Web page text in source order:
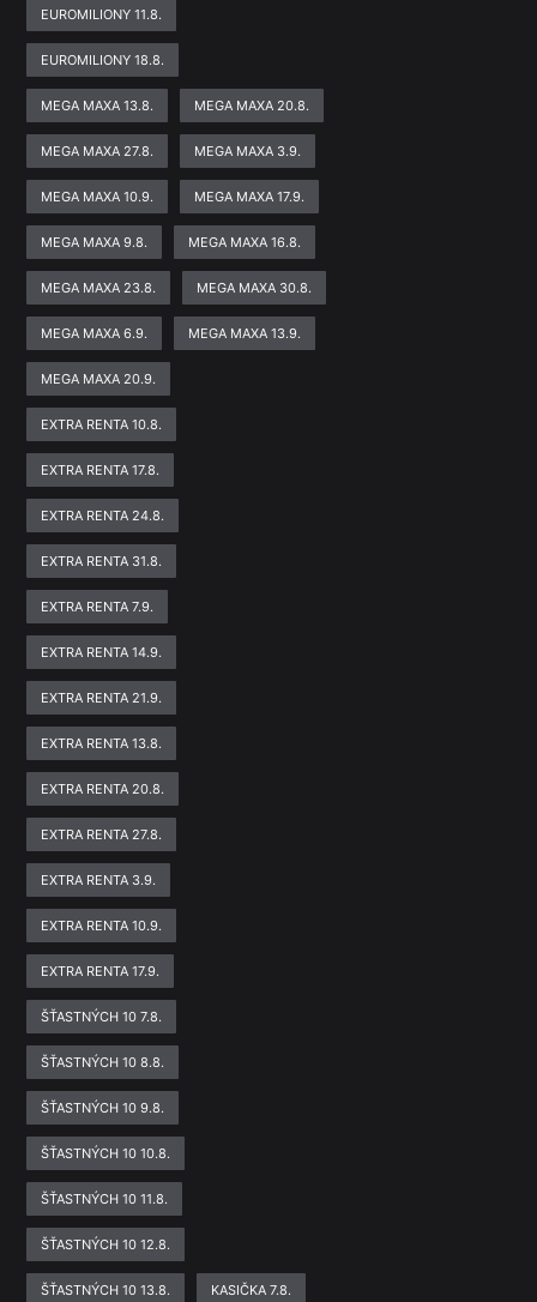
EUROMILIONY 11.8.
EUROMILIONY 18.8.
MEGA MAXA 13.8. MEGA MAXA 20.8.
MEGA MAXA 27.8. MEGA MAXA 3.9.
MEGA MAXA 10.9. MEGA MAXA 17.9.
MEGA MAXA 9.8. MEGA MAXA 16.8.
MEGA MAXA 23.8. MEGA MAXA 30.8.
MEGA MAXA 6.9. MEGA MAXA 13.9.
MEGA MAXA 20.9.
EXTRA RENTA 10.8.
EXTRA RENTA 17.8.
EXTRA RENTA 24.8.
EXTRA RENTA 31.8.
EXTRA RENTA 7.9.
EXTRA RENTA 14.9.
EXTRA RENTA 21.9.
EXTRA RENTA 13.8.
EXTRA RENTA 20.8.
EXTRA RENTA 27.8.
EXTRA RENTA 3.9.
EXTRA RENTA 10.9.
EXTRA RENTA 17.9.
ŠŤASTNÝCH 10 7.8.
ŠŤASTNÝCH 10 8.8.
ŠŤASTNÝCH 10 9.8.
ŠŤASTNÝCH 10 10.8.
ŠŤASTNÝCH 10 11.8.
ŠŤASTNÝCH 10 12.8.
ŠŤASTNÝCH 10 13.8. KASIČKA 7.8.